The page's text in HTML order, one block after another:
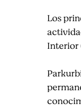
Los
Interior